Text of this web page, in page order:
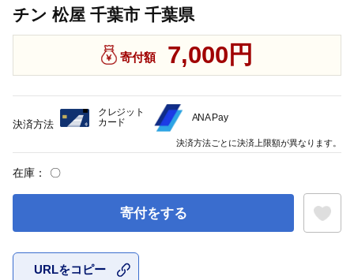
チン 松屋 千葉市 千葉県
寄付額 7,000円
在庫： 〇
寄付をする
URLをコピー
決済方法
クレジット
カード
ANA Pay
決済方法ごとに決済上限額が異なります。